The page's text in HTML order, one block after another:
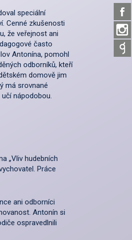
speciální
Cenné zkušenosti
že veřejnost ani
často
Antonína, pomohl
odborníků, kteří
domově jim
má srovnané
nápodobou.
„Vliv hudebních
Práce
ani odborníci
Antonín si
ospravedlnili